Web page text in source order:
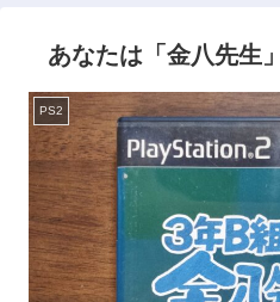
あなたは「金八先生
PS2